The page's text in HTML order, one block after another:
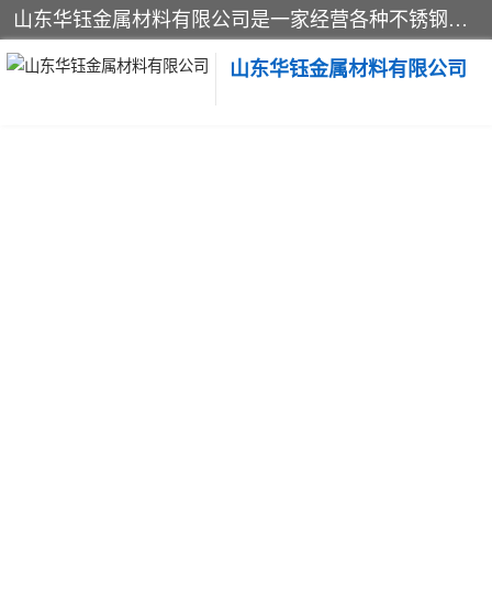
山东华钰金属材料有限公司是一家经营各种不锈钢管材、板材、圆钢、法兰、封头、型材等产品的公司；主营产品有：不锈钢管，激光切割，管件标准件，不锈钢圆钢，不锈钢人孔，不锈钢亮管，不锈钢角钢，不锈钢加工，不锈钢管子，不锈钢工业方管，不锈钢封头，不锈钢法兰，不锈钢阀门，不锈钢槽钢，不锈钢扁钢，不锈钢板等；可为客户制作各种规格的型材及不锈钢配件、非标准件及各种容器具等，能满足客户的不同采购要求。
山东华钰金属材料有限公司